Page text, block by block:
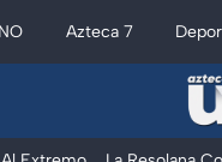
Azteca 7